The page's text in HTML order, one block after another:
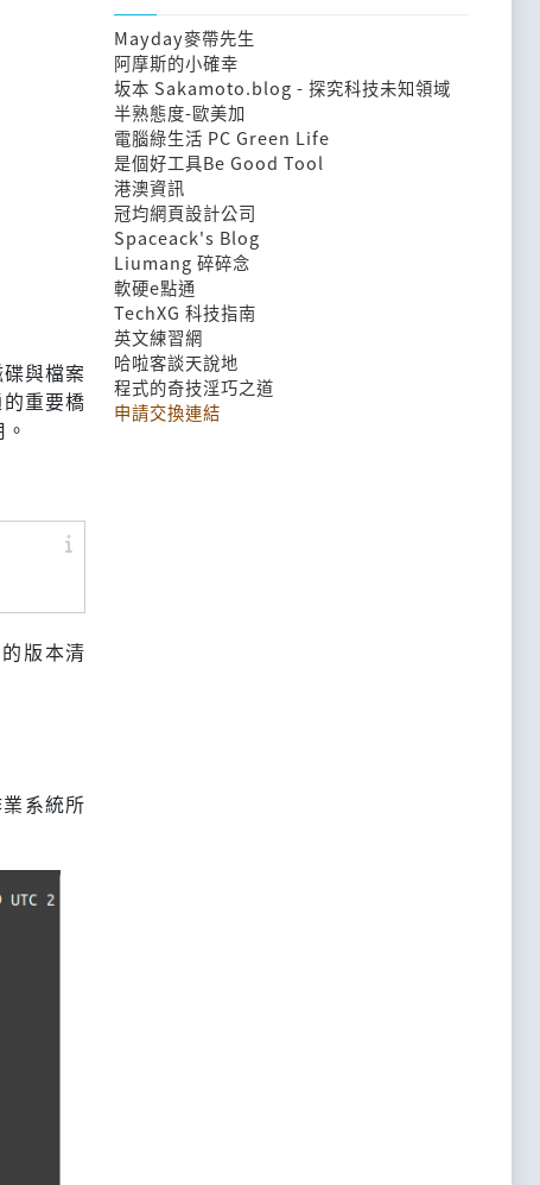
與檔案
重要橋
版本清
系統所
Mayday麥帶先生
阿摩斯的小確幸
坂本 Sakamoto.blog - 探究科技未知領域
半熟態度-歐美加
電腦綠生活 PC Green Life
是個好工具Be Good Tool
港澳資訊
冠均網頁設計公司
Spaceack's Blog
Liumang 碎碎念
軟硬e點通
TechXG 科技指南
英文練習網
哈啦客談天說地
程式的奇技淫巧之道
申請交換連結